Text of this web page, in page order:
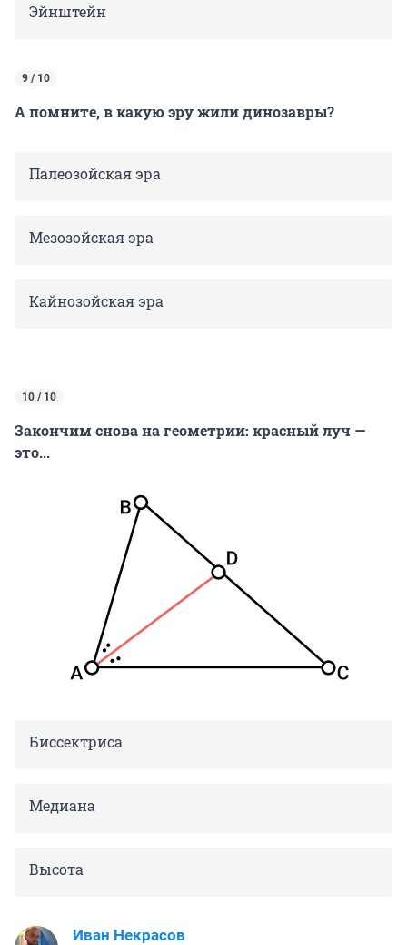
Эйнштейн
9 / 10
А помните, в какую эру жили динозавры?
Палеозойская эра
Мезозойская эра
Кайнозойская эра
10 / 10
Закончим снова на геометрии: красный луч —
это...
Биссектриса
Медиана
Высота
Иван Некрасов